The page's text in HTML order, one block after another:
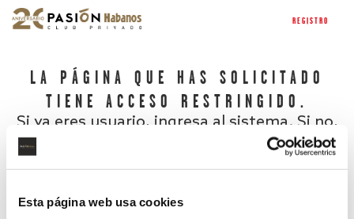
Esta página web usa cookies
REGISTRO
LA PÁGINA QUE HAS SOLICITADO
TIENE ACCESO RESTRINGIDO.
Si ya eres usuario, ingresa al sistema. Si no,